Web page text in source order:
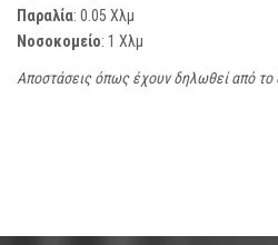
Παραλία: 0.05 Χλμ
Νοσοκομείο: 1 Χλμ
Αποστάσεις όπως έχουν δηλωθεί από το